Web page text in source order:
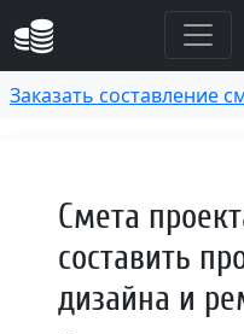
Заказать составление
Смета
составить
дизайна и